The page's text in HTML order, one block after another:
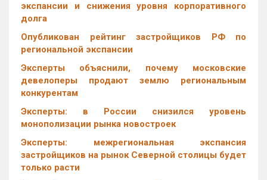
экспансии и снижения уровня корпоративного
долга
Опубликован рейтинг застройщиков РФ по
региональной экспансии
Эксперты объяснили, почему московские
девелоперы продают землю региональным
конкурентам
Эксперты: в России снизился уровень
монополизации рынка новостроек
Эксперты: межрегиональная экспансия
застройщиков на рынок Северной столицы будет
только расти